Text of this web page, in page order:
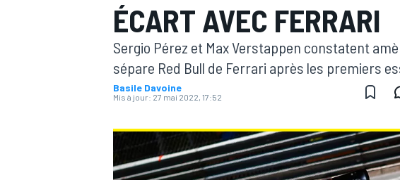
ÉCART AVEC FERRARI
Sergio Pérez et Max Verstappen constatent
sépare Red Bull de Ferrari après les premiers
Basile Davoine
Mis à jour: 27 mai 2022, 17:52